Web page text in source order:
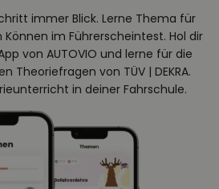
immer Blick. Lerne Thema für
im Führerscheintest. Hol dir
von AUTOVIO und lerne für die
Theoriefragen von TÜV | DEKRA.
in deiner Fahrschule.